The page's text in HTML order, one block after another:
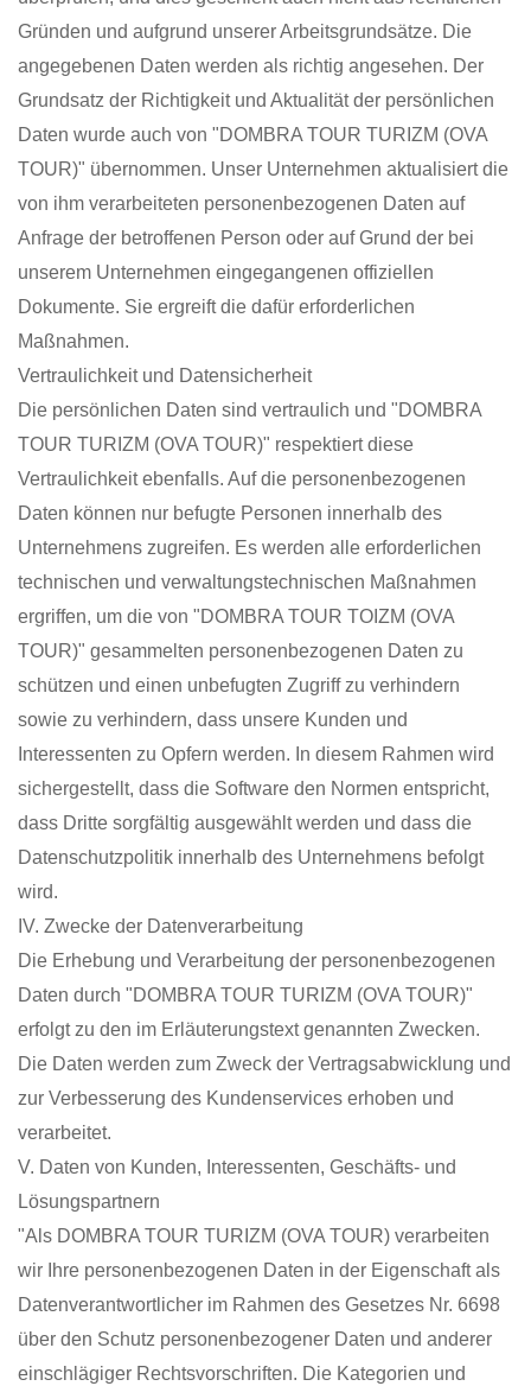
Gründen und aufgrund unserer Arbeitsgrundsätze. Die
angegebenen Daten werden als richtig angesehen. Der
Grundsatz der Richtigkeit und Aktualität der persönlichen
Daten wurde auch von "DOMBRA TOUR TURIZM (OVA
TOUR)" übernommen. Unser Unternehmen aktualisiert die
von ihm verarbeiteten personenbezogenen Daten auf
Anfrage der betroffenen Person oder auf Grund der bei
unserem Unternehmen eingegangenen offiziellen
Dokumente. Sie ergreift die dafür erforderlichen
Maßnahmen.
Vertraulichkeit und Datensicherheit
Die persönlichen Daten sind vertraulich und "DOMBRA
TOUR TURIZM (OVA TOUR)" respektiert diese
Vertraulichkeit ebenfalls. Auf die personenbezogenen
Daten können nur befugte Personen innerhalb des
Unternehmens zugreifen. Es werden alle erforderlichen
technischen und verwaltungstechnischen Maßnahmen
ergriffen, um die von "DOMBRA TOUR TOIZM (OVA
TOUR)" gesammelten personenbezogenen Daten zu
schützen und einen unbefugten Zugriff zu verhindern
sowie zu verhindern, dass unsere Kunden und
Interessenten zu Opfern werden. In diesem Rahmen wird
sichergestellt, dass die Software den Normen entspricht,
dass Dritte sorgfältig ausgewählt werden und dass die
Datenschutzpolitik innerhalb des Unternehmens befolgt
wird.
IV. Zwecke der Datenverarbeitung
Die Erhebung und Verarbeitung der personenbezogenen
Daten durch "DOMBRA TOUR TURIZM (OVA TOUR)"
erfolgt zu den im Erläuterungstext genannten Zwecken.
Die Daten werden zum Zweck der Vertragsabwicklung und
zur Verbesserung des Kundenservices erhoben und
verarbeitet.
V. Daten von Kunden, Interessenten, Geschäfts- und
Lösungspartnern
"Als DOMBRA TOUR TURIZM (OVA TOUR) verarbeiten
wir Ihre personenbezogenen Daten in der Eigenschaft als
Datenverantwortlicher im Rahmen des Gesetzes Nr. 6698
über den Schutz personenbezogener Daten und anderer
einschlägiger Rechtsvorschriften. Die Kategorien und